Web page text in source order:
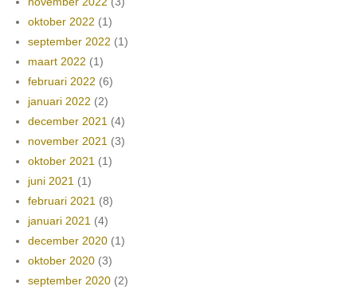
oktober 2022 (1)
september 2022 (1)
maart 2022 (1)
februari 2022 (6)
januari 2022 (2)
december 2021 (4)
november 2021 (3)
oktober 2021 (1)
juni 2021 (1)
februari 2021 (8)
januari 2021 (4)
december 2020 (1)
oktober 2020 (3)
september 2020 (2)